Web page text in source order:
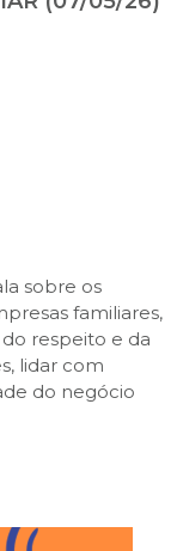
sobre os
familiares,
respeito e da
lidar com
do negócio